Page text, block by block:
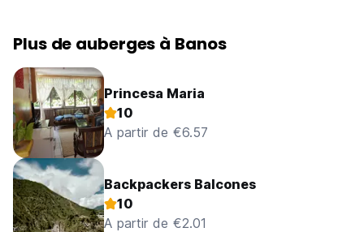
Plus de auberges à Banos
Princesa Maria
10
A partir de €6.57
Backpackers Balcones
10
A partir de €2.01